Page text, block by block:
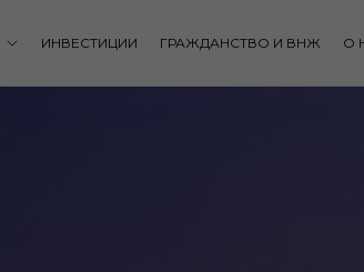
ИНВЕСТИЦИИ ГРАЖДАНСТВО И ВНЖ О